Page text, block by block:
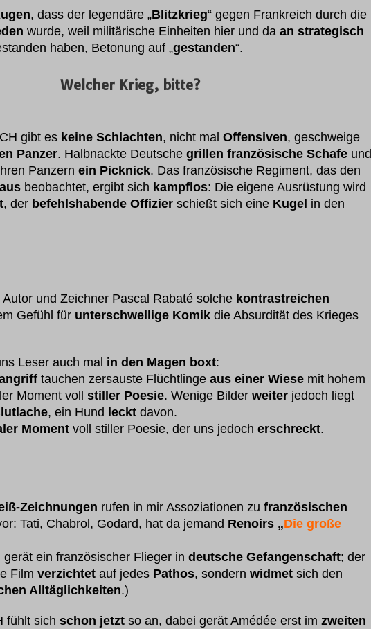
, dass der legendäre „Blitzkrieg“ gegen Frankreich durch die
wurde, weil militärische Einheiten hier und da an strategisch
haben, Betonung auf „gestanden“.
Welcher Krieg, bitte?
gibt es keine Schlachten, nicht mal Offensiven, geschweige
Panzer. Halbnackte Deutsche grillen französische Schafe und
Panzern ein Picknick. Das französische Regiment, das den
beobachtet, ergibt sich kampflos: Die eigene Ausrüstung wird
, der befehlshabende Offizier schießt sich eine Kugel in den
Autor und Zeichner Pascal Rabaté solche kontrastreichen
Gefühl für unterschwellige Komik die Absurdität des Krieges
Leser auch mal in den Magen boxt:
tauchen zersauste Flüchtlinge aus einer Wiese mit hohem
Moment voll stiller Poesie. Wenige Bilder weiter jedoch liegt
, ein Hund leckt davon.
Moment voll stiller Poesie, der uns jedoch erschreckt.
Zeichnungen rufen in mir Assoziationen zu französischen
Tati, Chabrol, Godard, hat da jemand Renoirs „Die große
ein französischer Flieger in deutsche Gefangenschaft; der
Film verzichtet auf jedes Pathos, sondern widmet sich den
Alltäglichkeiten.)
fühlt sich schon jetzt so an, dabei gerät Amédée erst im zweiten